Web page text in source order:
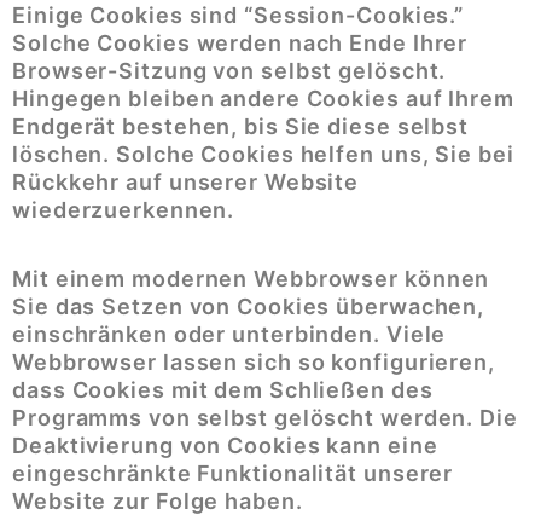
Einige Cookies sind “Session-Cookies.”
Solche Cookies werden nach Ende Ihrer
Browser-Sitzung von selbst gelöscht.
Hingegen bleiben andere Cookies auf Ihrem
Endgerät bestehen, bis Sie diese selbst
löschen. Solche Cookies helfen uns, Sie bei
Rückkehr auf unserer Website
wiederzuerkennen.
Mit einem modernen Webbrowser können
Sie das Setzen von Cookies überwachen,
einschränken oder unterbinden. Viele
Webbrowser lassen sich so konfigurieren,
dass Cookies mit dem Schließen des
Programms von selbst gelöscht werden. Die
Deaktivierung von Cookies kann eine
eingeschränkte Funktionalität unserer
Website zur Folge haben.